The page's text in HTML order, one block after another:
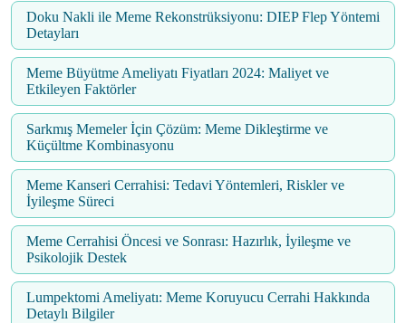
Doku Nakli ile Meme Rekonstrüksiyonu: DIEP Flep Yöntemi
Detayları
Meme Büyütme Ameliyatı Fiyatları 2024: Maliyet ve
Etkileyen Faktörler
Sarkmış Memeler İçin Çözüm: Meme Dikleştirme ve
Küçültme Kombinasyonu
Meme Kanseri Cerrahisi: Tedavi Yöntemleri, Riskler ve
İyileşme Süreci
Meme Cerrahisi Öncesi ve Sonrası: Hazırlık, İyileşme ve
Psikolojik Destek
Lumpektomi Ameliyatı: Meme Koruyucu Cerrahi Hakkında
Detaylı Bilgiler